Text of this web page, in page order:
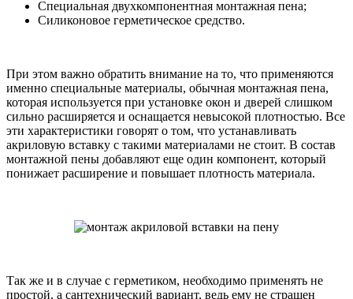
Специальная двухкомпонентная монтажная пена;
Силиконовое герметическое средство.
При этом важно обратить внимание на то, что применяются
именно специальные материалы, обычная монтажная пена,
которая используется при установке окон и дверей слишком
сильно расширяется и оснащается невысокой плотностью. Все
эти характеристики говорят о том, что устанавливать
акриловую вставку с такими материалами не стоит. В состав
монтажной пены добавляют еще один компонент, который
понижает расширение и повышает плотность материала.
Так же и в случае с герметиком, необходимо применять не
простой, а сантехнический вариант, ведь ему не страшен